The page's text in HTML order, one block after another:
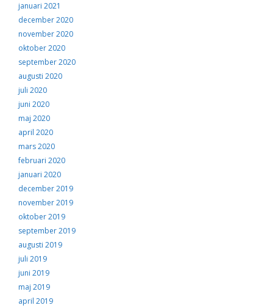
januari 2021
december 2020
november 2020
oktober 2020
september 2020
augusti 2020
juli 2020
juni 2020
maj 2020
april 2020
mars 2020
februari 2020
januari 2020
december 2019
november 2019
oktober 2019
september 2019
augusti 2019
juli 2019
juni 2019
maj 2019
april 2019